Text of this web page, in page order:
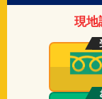
現地